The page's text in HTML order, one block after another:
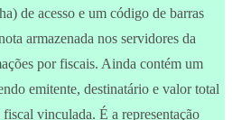
de acesso e um código de barras
armazenada nos servidores da
por fiscais. Ainda contém um
emitente, destinatário e valor total
vinculada. É a representação